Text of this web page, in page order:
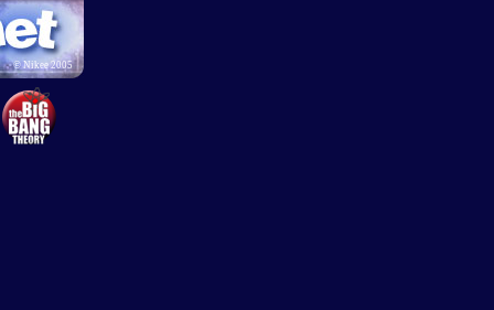
© Nikee 2005